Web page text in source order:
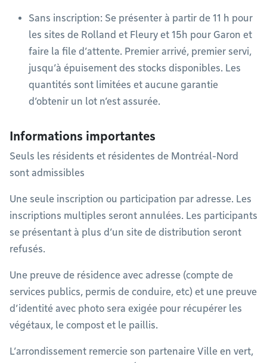
Sans inscription: Se présenter à partir de 11 h pour
les sites de Rolland et Fleury et 15h pour Garon et
faire la file d’attente. Premier arrivé, premier servi,
jusqu’à épuisement des stocks disponibles. Les
quantités sont limitées et aucune garantie
d’obtenir un lot n’est assurée.
Informations importantes
Seuls les résidents et résidentes de Montréal-Nord
sont admissibles
Une seule inscription ou participation par adresse. Les
inscriptions multiples seront annulées. Les participants
se présentant à plus d’un site de distribution seront
refusés.
Une preuve de résidence avec adresse (compte de
services publics, permis de conduire, etc) et une preuve
d’identité avec photo sera exigée pour récupérer les
végétaux, le compost et le paillis.
L’arrondissement remercie son partenaire Ville en vert,